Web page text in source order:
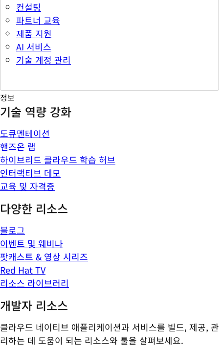
컨설팅
파트너 교육
제품 지원
AI 서비스
기술 계정 관리
정보
기술 역량 강화
도큐멘테이션
핸즈온 랩
하이브리드 클라우드 학습 허브
인터랙티브 데모
교육 및 자격증
다양한 리소스
블로그
이벤트 및 웨비나
팟캐스트 & 영상 시리즈
Red Hat TV
리소스 라이브러리
개발자 리소스
클라우드 네이티브 애플리케이션과 서비스를 빌드, 제공, 관
리하는 데 도움이 되는 리소스와 툴을 살펴보세요.